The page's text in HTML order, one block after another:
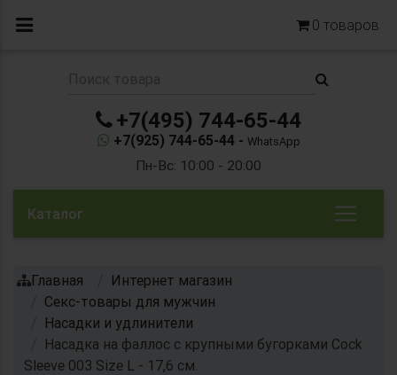
0 товаров
+7(495) 744-65-44
+7(925) 744-65-44 - WhatsApp
Пн-Вс: 10:00 - 20:00
Каталог
Главная
Интернет магазин
Секс-товары для мужчин
Насадки и удлинители
Насадка на фаллос с крупными бугорками Cock
Sleeve 003 Size L - 17,6 см.